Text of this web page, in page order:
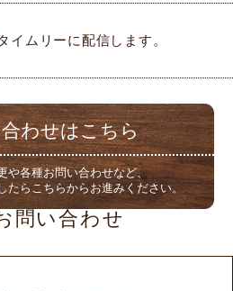
イムリーに配信します。
わせはこちら
や各種お問い合わせなど、
たらこちらからお進みください。
問い合わせ